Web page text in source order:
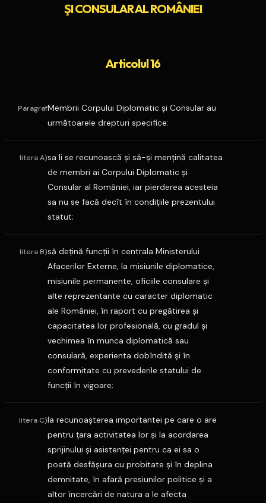
ŞI CONSULAR AL ROMÂNIEI
Articolul 16
ParagrafMembrii Corpului Diplomatic şi Consular au
următoarele drepturi specifice:
litera A)sa li se recunoască şi să-şi menţină calitatea
de membri ai Corpului Diplomatic şi
Consular al României, iar pierderea acesteia
sa nu se facă decît în condiţiile prezentului
statut;
litera B)să deţină funcţii în centrala Ministerului
Afacerilor Externe, la misiunile diplomatice,
misiunile permanente, oficiile consulare şi
alte reprezentante cu caracter diplomatic
ale României, în raport cu pregătirea şi
capacitatea lor profesională, cu gradul şi
vechimea în munca diplomatică sau
consulară, experienta dobîndită şi în
conformitate cu prevederile statului de
funcţii în vigoare;
litera C)la recunoaşterea importantei pe care o are
pentru ţara activitatea lor şi la acordarea
sprijinului şi asistenţei pentru ca ei sa o
poată desfăşura cu probitate şi în deplina
demnitate, în afară presiunilor politice şi a
altor încercări de natura a le afecta